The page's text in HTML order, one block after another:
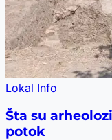
Lokal Info
Šta su
potok